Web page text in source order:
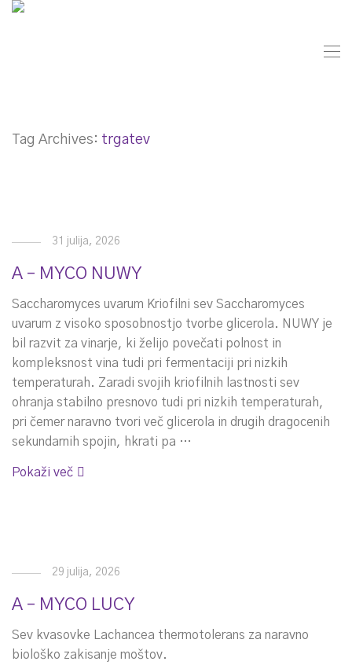
Tag Archives: trgatev
31 julija, 2026
A – MYCO NUWY
Saccharomyces uvarum Kriofilni sev Saccharomyces
uvarum z visoko sposobnostjo tvorbe glicerola. NUWY je
bil razvit za vinarje, ki želijo povečati polnost in
kompleksnost vina tudi pri fermentaciji pri nizkih
temperaturah. Zaradi svojih kriofilnih lastnosti sev
ohranja stabilno presnovo tudi pri nizkih temperaturah,
pri čemer naravno tvori več glicerola in drugih dragocenih
sekundarnih spojin, hkrati pa …
Pokaži več
29 julija, 2026
A – MYCO LUCY
Sev kvasovke Lachancea thermotolerans za naravno
biološko zakisanje moštov.